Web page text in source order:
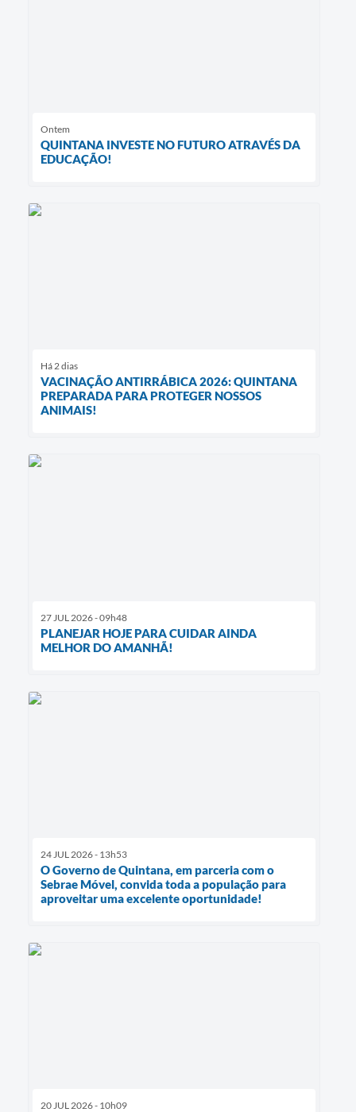
Ontem
QUINTANA INVESTE NO FUTURO ATRAVÉS DA
EDUCAÇÃO!
Há 2 dias
VACINAÇÃO ANTIRRÁBICA 2026: QUINTANA
PREPARADA PARA PROTEGER NOSSOS
ANIMAIS!
27 JUL 2026 - 09h48
PLANEJAR HOJE PARA CUIDAR AINDA
MELHOR DO AMANHÃ!
24 JUL 2026 - 13h53
O Governo de Quintana, em parceria com o
Sebrae Móvel, convida toda a população para
aproveitar uma excelente oportunidade!
20 JUL 2026 - 10h09